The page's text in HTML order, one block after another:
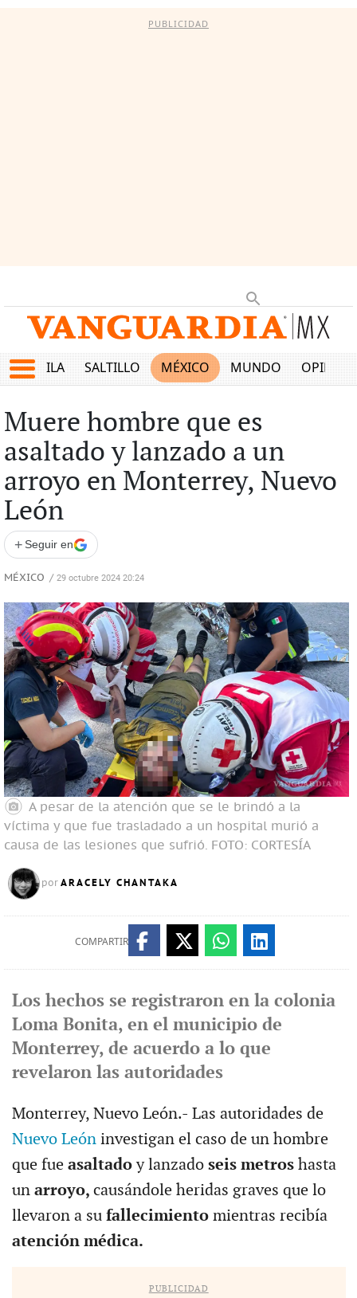
PUBLICIDAD
COAHUILA SALTILLO MÉXICO MUNDO OPINIÓN
Muere hombre que es
asaltado y lanzado a un
arroyo en Monterrey, Nuevo
León
+ Seguir en
MÉXICO / 29 octubre 2024 20:24
A pesar de la atención que se le brindó a la
víctima y que fue trasladado a un hospital murió a
causa de las lesiones que sufrió. FOTO: CORTESÍA
por ARACELY CHANTAKA
COMPARTIR
Los hechos se registraron en la colonia
Loma Bonita, en el municipio de
Monterrey, de acuerdo a lo que
revelaron las autoridades
Monterrey, Nuevo León.- Las autoridades de
Nuevo Leóninvestigan el caso de un hombre
que fue asaltadoy lanzadoseis metroshasta
un arroyo, causándole heridas graves que lo
llevaron a su fallecimiento mientras recibía
atención médica.
PUBLICIDAD